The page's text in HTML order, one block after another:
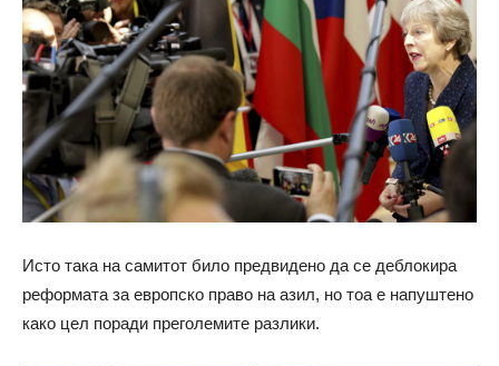
Исто така на самитот било предвидено да се деблокира
реформата за европско право на азил, но тоа е напуштено
како цел поради преголемите разлики.